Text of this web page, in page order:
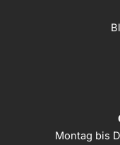
Montag bis